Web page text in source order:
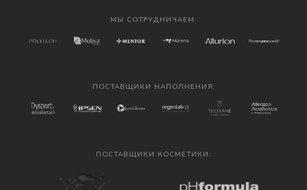
МЫ СОТРУДНИЧАЕМ:
ПОСТАВЩИКИ НАПОЛНЕНИЯ:
ПОСТАВЩИКИ КОСМЕТИКИ: